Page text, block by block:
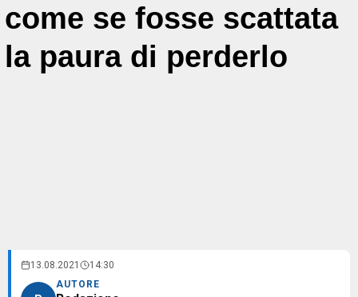
come se fosse scattata
la paura di perderlo
13.08.2021 14:30
AUTORE